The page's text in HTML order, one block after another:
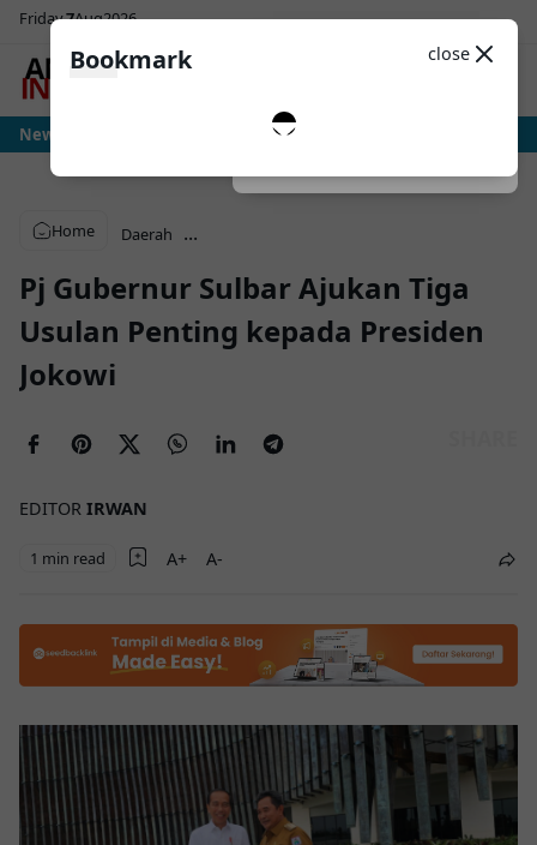
Friday7Aug2026
Light
News
Ujian Sesungguhnya Albiceleste Dimulai, Messi Hadapi Mesin Pressing
Home Daerah ...
Pj Gubernur Sulbar Ajukan Tiga
Usulan Penting kepada Presiden
Jokowi
EDITOR IRWAN
1 min read
Bookmark close